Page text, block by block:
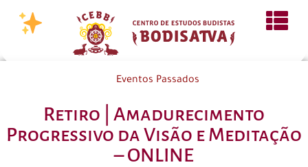
Eventos Passados
Retiro | Amadurecimento
Progressivo da Visão e Meditação
– ONLINE